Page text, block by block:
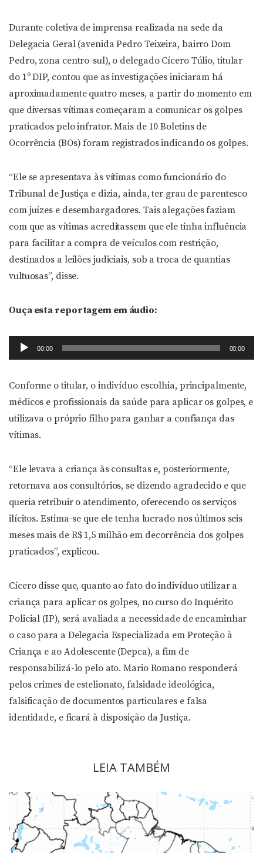
Durante coletiva de imprensa realizada na sede da
Delegacia Geral (avenida Pedro Teixeira, bairro Dom
Pedro, zona centro-sul), o delegado Cícero Túlio, titular
do 1º DIP, contou que as investigações iniciaram há
aproximadamente quatro meses, a partir do momento em
que diversas vítimas começaram a comunicar os golpes
praticados pelo infrator. Mais de 10 Boletins de
Ocorrência (BOs) foram registrados indicando os golpes.
“Ele se apresentava às vítimas como funcionário do
Tribunal de Justiça e dizia, ainda, ter grau de parentesco
com juízes e desembargadores. Tais alegações faziam
com que as vítimas acreditassem que ele tinha influência
para facilitar a compra de veículos com restrição,
destinados a leilões judiciais, sob a troca de quantias
vultuosas”, disse.
Ouça esta reportagem em áudio:
Tocador
de
00:00 00:00
Conforme o titular, o indivíduo escolhia, principalmente,
médicos e profissionais da saúde para aplicar os golpes, e
utilizava o próprio filho para ganhar a confiança das
vítimas.
“Ele levava a criança às consultas e, posteriormente,
retornava aos consultórios, se dizendo agradecido e que
queria retribuir o atendimento, oferecendo os serviços
ilícitos. Estima-se que ele tenha lucrado nos últimos seis
meses mais de R$ 1,5 milhão em decorrência dos golpes
praticados”, explicou.
Cícero disse que, quanto ao fato do indivíduo utilizar a
criança para aplicar os golpes, no curso do Inquérito
Policial (IP), será avaliada a necessidade de encaminhar
o caso para a Delegacia Especializada em Proteção à
Criança e ao Adolescente (Depca), a fim de
responsabilizá-lo pelo ato. Mario Romano responderá
pelos crimes de estelionato, falsidade ideológica,
falsificação de documentos particulares e falsa
identidade, e ficará à disposição da Justiça.
LEIA TAMBÉM